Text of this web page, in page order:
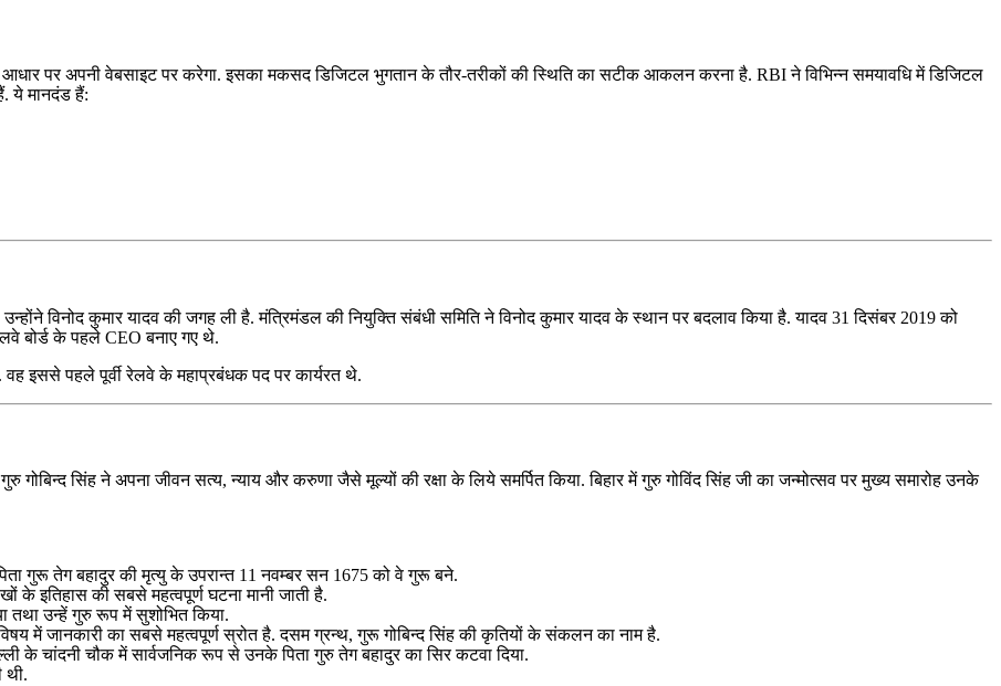
पर अपनी वेबसाइट पर करेगा. इसका मकसद डिजिटल भुगतान के तौर-तरीकों की स्थिति का सटीक आकलन करना है. RBI ने विभिन्न समयावधि में डिजिटल
ये मानदंड हैं:
विनोद कुमार यादव की जगह ली है. मंत्रिमंडल की नियुक्ति संबंधी समिति ने विनोद कुमार यादव के स्थान पर बदलाव किया है. यादव 31 दिसंबर 2019 को
बोर्ड के पहले CEO बनाए गए थे.
इससे पहले पूर्वी रेलवे के महाप्रबंधक पद पर कार्यरत थे.
गोबिन्द सिंह ने अपना जीवन सत्य, न्याय और करुणा जैसे मूल्यों की रक्षा के लिये समर्पित किया. बिहार में गुरु गोविंद सिंह जी का जन्मोत्सव पर मुख्य समारोह उनके
गुरू तेग बहादुर की मृत्यु के उपरान्त 11 नवम्बर सन 1675 को वे गुरू बने.
के इतिहास की सबसे महत्वपूर्ण घटना मानी जाती है.
तथा उन्हें गुरु रूप में सुशोभित किया.
में जानकारी का सबसे महत्वपूर्ण स्रोत है. दसम ग्रन्थ, गुरू गोबिन्द सिंह की कृतियों के संकलन का नाम है.
के चांदनी चौक में सार्वजनिक रूप से उनके पिता गुरु तेग बहादुर का सिर कटवा दिया.
थी.